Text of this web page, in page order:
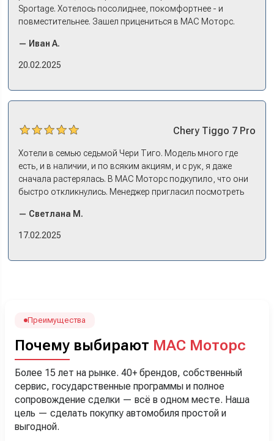
Sportage. Хотелось посолиднее, покомфортнее - и
повместительнее. Зашел прицениться в МАС Моторс.
и прям мое! Даже не скажешь, что «китаец». Прям не
вылезая из него и порешали. Спортэйдж в трейд-ин
— Иван А.
20.02.2025
Chery Tiggo 7 Pro
Хотели в семью седьмой Чери Тиго. Модель много где
есть, и в наличии, и по всяким акциям, и с рук, я даже
сначала растерялась. В МАС Моторс подкупило, что они
быстро откликнулись. Менеджер пригласил посмотреть
примериться. Нам тут недалеко, пришли в салон - и в тот
же день купили машину! Неожиданно, но довольны! Все
менеджеру Сергею, профессионал своего дела!
— Светлана М.
17.02.2025
Преимущества
Почему выбирают МАС Моторс
Более 15 лет на рынке. 40+ брендов, собственный
сервис, государственные программы и полное
сопровождение сделки — всё в одном месте. Наша
цель — сделать покупку автомобиля простой и
выгодной.